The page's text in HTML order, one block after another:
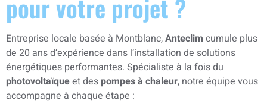
pour votre projet ?
Entreprise locale basée à Montblanc,Anteclim cumule plus
de 20 ans d’expérience dans l’installation de solutions
énergétiques performantes. Spécialiste à la fois du
photovoltaïqueet des pompes à chaleur, notre équipe vous
accompagne à chaque étape :